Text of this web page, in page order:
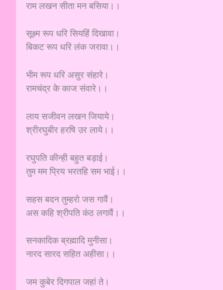
राम लखन सीता मन बसिया।।
सूक्ष्म रूप धरि सियहिं दिखावा।
बिकट रूप धरि लंक जरावा।।
भीम रूप धरि असुर संहारे।
रामचंद्र के काज संवारे।।
लाय सजीवन लखन जियाये।
श्रीरघुबीर हरषि उर लाये।।
रघुपति कीन्ही बहुत बड़ाई।
तुम मम प्रिय भरतहि सम भाई।।
सहस बदन तुम्हरो जस गावैं।
अस कहि श्रीपति कंठ लगावैं।।
सनकादिक ब्रह्मादि मुनीसा।
नारद सारद सहित अहीसा।।
जम कुबेर दिगपाल जहां ते।